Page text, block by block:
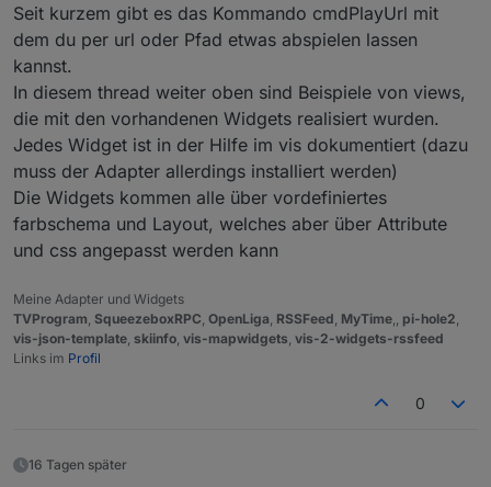
Seit kurzem gibt es das Kommando cmdPlayUrl mit
dem du per url oder Pfad etwas abspielen lassen
kannst.
In diesem thread weiter oben sind Beispiele von views,
die mit den vorhandenen Widgets realisiert wurden.
Jedes Widget ist in der Hilfe im vis dokumentiert (dazu
muss der Adapter allerdings installiert werden)
Die Widgets kommen alle über vordefiniertes
farbschema und Layout, welches aber über Attribute
und css angepasst werden kann
Meine Adapter und Widgets
TVProgram, SqueezeboxRPC, OpenLiga, RSSFeed, MyTime,, pi-hole2,
vis-json-template, skiinfo, vis-mapwidgets, vis-2-widgets-rssfeed
Links im Profil
0
16 Tagen später